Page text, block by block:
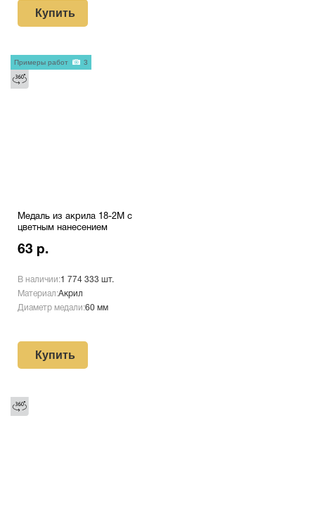
Купить
Медаль из акрила 18-2М с
цветным нанесением
63 р.
В наличии:1 774 333 шт.
Материал:Акрил
Диаметр медали:60 мм
Купить
Примеры работ 3